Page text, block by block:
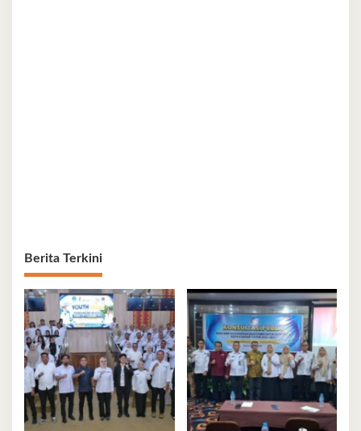
Berita Terkini